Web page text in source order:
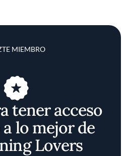
MIEMBRO
tener acceso
lo mejor de
Lovers